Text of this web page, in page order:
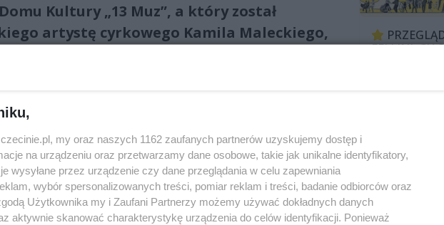
Kultury „13 Muz”, a który został
artystę cyrkowego Kamila Maleckiego,
Aby uczcić tę okrągłą rocznicę
rodzinne.
w których każdy uczestnik będzie miał okazję
piłką, podrzucić chustką czy balansować kwiatowym
rodzica/opiekuna z dzieckiem w przestrzeni pełnej
FELLINI:
8 sierpnia
my oraz naszych 1162 zaufanych partnerów uzyskujemy dostęp i
na urządzeniu oraz przetwarzamy dane osobowe, takie jak unikalne identyfikatory,
wysyłane przez urządzenie czy dane przeglądania w celu zapewniania
wybór spersonalizowanych treści, pomiar reklam i treści, badanie odbiorców oraz
Użytkownika my i Zaufani Partnerzy możemy używać dokładnych danych
aktywnie skanować charakterystykę urządzenia do celów identyfikacji. Ponieważ